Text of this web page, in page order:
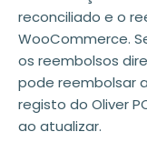
reconciliado e o
WooCommerce.
os reembolsos
pode reembolsar
registo do Oliver
ao atualizar.